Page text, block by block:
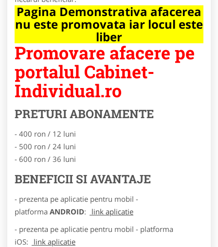
Pagina Demonstrativa afacerea
nu este promovata iar locul este
liber
Promovare afacere pe
portalul Cabinet-
Individual.ro
PRETURI ABONAMENTE
- 400 ron / 12 luni
- 500 ron / 24 luni
- 600 ron / 36 luni
BENEFICII SI AVANTAJE
- prezenta pe aplicatie pentru mobil -
platforma ANDROID:
link aplicatie
- prezenta pe aplicatie pentru mobil - platforma
iOS:
link aplicatie